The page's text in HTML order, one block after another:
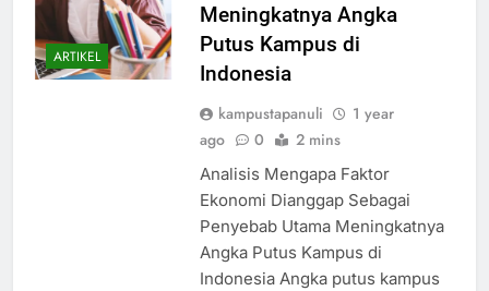
ARTIKEL
Meningkatnya Angka
Putus Kampus di
Indonesia
kampustapanuli
1 year
ago
0 2 mins
Analisis Mengapa Faktor
Ekonomi Dianggap Sebagai
Penyebab Utama Meningkatnya
Angka Putus Kampus di
Indonesia Angka putus kampus